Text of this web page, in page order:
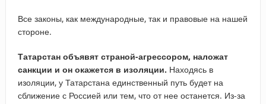
Все законы, как международные, так и правовые на нашей
стороне.
Татарстан объявят страной-агрессором, наложат
санкции и он окажется в изоляции. Находясь в
изоляции, у Татарстана единственный путь будет на
сближение с Россией или тем, что от нее останется. Из-за